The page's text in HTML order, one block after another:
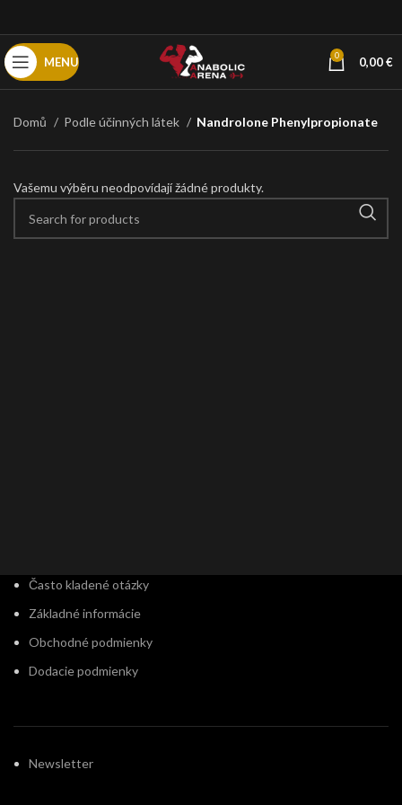
MENU 0 0,00€
Domů Podle účinných látek Nandrolone Phenylpropionate
Vašemu výběru neodpovídají žádné produkty.
Často kladené otázky
Základné informácie
Obchodné podmienky
Dodacie podmienky
Newsletter